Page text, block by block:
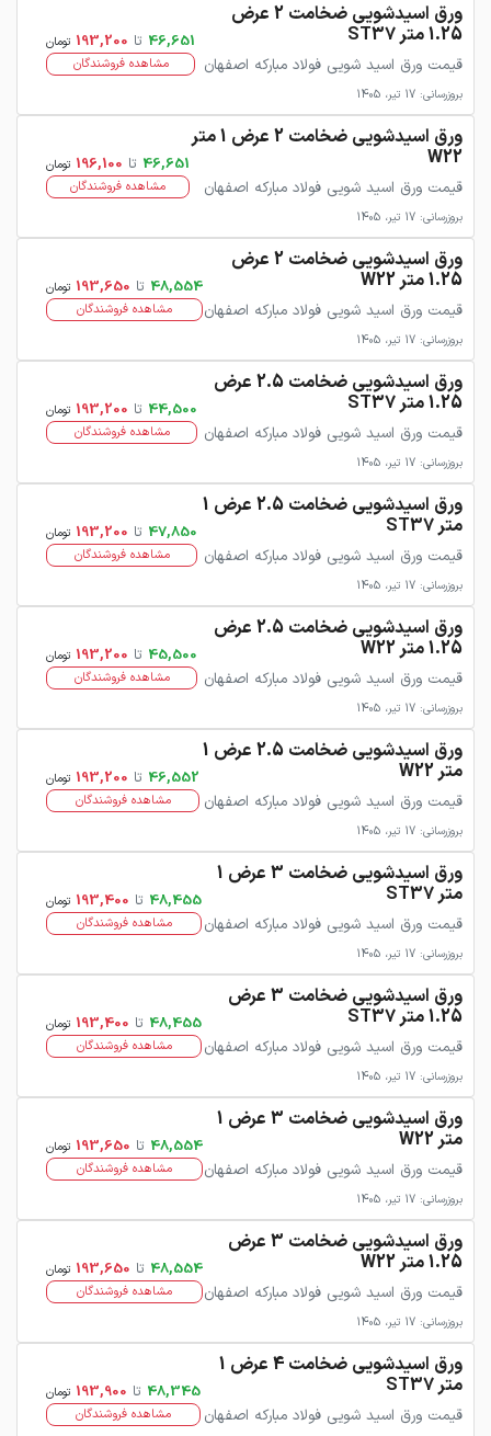
ورق اسیدشویی ضخامت 2 عرض
1.25 متر ST37
قیمت ورق اسید شویی فولاد مبارکه اصفهان
بروزرسانی: 17 تیر، 1405
46,651 تا 193,200 تومان
مشاهده فروشندگان
ورق اسیدشویی ضخامت 2 عرض 1 متر
W22
قیمت ورق اسید شویی فولاد مبارکه اصفهان
بروزرسانی: 17 تیر، 1405
46,651 تا 196,100 تومان
مشاهده فروشندگان
ورق اسیدشویی ضخامت 2 عرض
1.25 متر W22
قیمت ورق اسید شویی فولاد مبارکه اصفهان
بروزرسانی: 17 تیر، 1405
48,554 تا 193,650 تومان
مشاهده فروشندگان
ورق اسیدشویی ضخامت 2.5 عرض
1.25 متر ST37
قیمت ورق اسید شویی فولاد مبارکه اصفهان
بروزرسانی: 17 تیر، 1405
44,500 تا 193,200 تومان
مشاهده فروشندگان
ورق اسیدشویی ضخامت 2.5 عرض 1
متر ST37
قیمت ورق اسید شویی فولاد مبارکه اصفهان
بروزرسانی: 17 تیر، 1405
47,850 تا 193,200 تومان
مشاهده فروشندگان
ورق اسیدشویی ضخامت 2.5 عرض
1.25 متر W22
قیمت ورق اسید شویی فولاد مبارکه اصفهان
بروزرسانی: 17 تیر، 1405
45,500 تا 193,200 تومان
مشاهده فروشندگان
ورق اسیدشویی ضخامت 2.5 عرض 1
متر W22
قیمت ورق اسید شویی فولاد مبارکه اصفهان
بروزرسانی: 17 تیر، 1405
46,552 تا 193,200 تومان
مشاهده فروشندگان
ورق اسیدشویی ضخامت 3 عرض 1
متر ST37
قیمت ورق اسید شویی فولاد مبارکه اصفهان
بروزرسانی: 17 تیر، 1405
48,455 تا 193,400 تومان
مشاهده فروشندگان
ورق اسیدشویی ضخامت 3 عرض
1.25 متر ST37
قیمت ورق اسید شویی فولاد مبارکه اصفهان
بروزرسانی: 17 تیر، 1405
48,455 تا 193,400 تومان
مشاهده فروشندگان
ورق اسیدشویی ضخامت 3 عرض 1
متر W22
قیمت ورق اسید شویی فولاد مبارکه اصفهان
بروزرسانی: 17 تیر، 1405
48,554 تا 193,650 تومان
مشاهده فروشندگان
ورق اسیدشویی ضخامت 3 عرض
1.25 متر W22
قیمت ورق اسید شویی فولاد مبارکه اصفهان
بروزرسانی: 17 تیر، 1405
48,554 تا 193,650 تومان
مشاهده فروشندگان
ورق اسیدشویی ضخامت 4 عرض 1
متر ST37
قیمت ورق اسید شویی فولاد مبارکه اصفهان
48,345 تا 193,900 تومان
مشاهده فروشندگان